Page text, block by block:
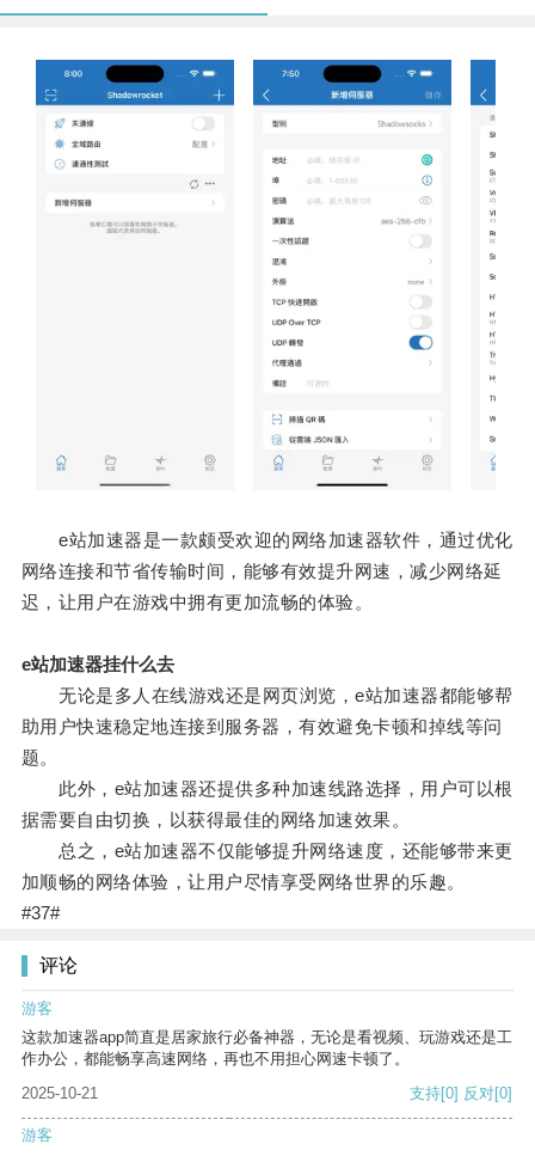
e站加速器是一款颇受欢迎的网络加速器软件，通过优化
网络连接和节省传输时间，能够有效提升网速，减少网络延
迟，让用户在游戏中拥有更加流畅的体验。
e站加速器挂什么去
无论是多人在线游戏还是网页浏览，e站加速器都能够帮
助用户快速稳定地连接到服务器，有效避免卡顿和掉线等问
题。
此外，e站加速器还提供多种加速线路选择，用户可以根
据需要自由切换，以获得最佳的网络加速效果。
总之，e站加速器不仅能够提升网络速度，还能够带来更
加顺畅的网络体验，让用户尽情享受网络世界的乐趣。
#37#
评论
游客
这款加速器app简直是居家旅行必备神器，无论是看视频、玩游戏还是工
作办公，都能畅享高速网络，再也不用担心网速卡顿了。
2025-10-21
支持[0] 反对[0]
游客